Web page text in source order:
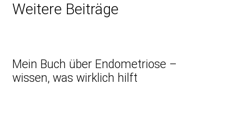
Weitere Beiträge
Mein Buch über Endometriose –
wissen, was wirklich hilft